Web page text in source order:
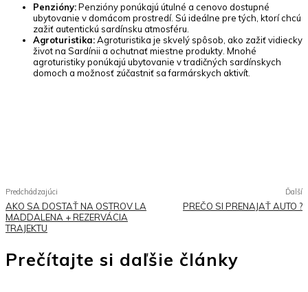
Penzióny:Penzióny ponúkajú útulné a cenovo dostupné
ubytovanie v domácom prostredí. Sú ideálne pre tých, ktorí chcú
zažiť autentickú sardínsku atmosféru.
Agroturistika:Agroturistika je skvelý spôsob, ako zažiť vidiecky
život na Sardínii a ochutnať miestne produkty. Mnohé
agroturistiky ponúkajú ubytovanie v tradičných sardínskych
domoch a možnosť zúčastniť sa farmárskych aktivít.
Predchádzajúci
AKO SA DOSTAŤ NA OSTROV LA
MADDALENA + REZERVÁCIA
TRAJEKTU
Ďalší
PREČO SI PRENAJAŤ AUTO ?
Prečítajte si daľšie články